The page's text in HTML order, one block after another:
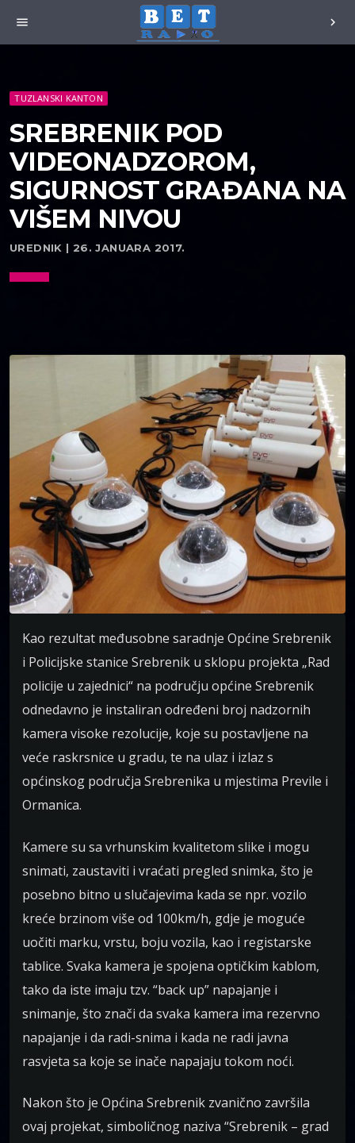
menu chevron_right
TUZLANSKI KANTON
SREBRENIK POD
VIDEONADZOROM,
SIGURNOST GRAĐANA NA
VIŠEM NIVOU
UREDNIK | 26. JANUARA 2017.
Kao rezultat međusobne saradnje Općine Srebrenik
i Policijske stanice Srebrenik u sklopu projekta „Rad
policije u zajednici“ na području općine Srebrenik
odnedavno je instaliran određeni broj nadzornih
kamera visoke rezolucije, koje su postavljene na
veće raskrsnice u gradu, te na ulaz i izlaz s
općinskog područja Srebrenika u mjestima Previle i
Ormanica.
Kamere su sa vrhunskim kvalitetom slike i mogu
snimati, zaustaviti i vraćati pregled snimka, što je
posebno bitno u slučajevima kada se npr. vozilo
kreće brzinom više od 100km/h, gdje je moguće
uočiti marku, vrstu, boju vozila, kao i registarske
tablice. Svaka kamera je spojena optičkim kablom,
tako da iste imaju tzv. “back up” napajanje i
snimanje, što znači da svaka kamera ima rezervno
napajanje i da radi-snima i kada ne radi javna
rasvjeta sa koje se inače napajaju tokom noći.
Nakon što je Općina Srebrenik zvanično završila
ovaj projekat, simboličnog naziva “Srebrenik – grad